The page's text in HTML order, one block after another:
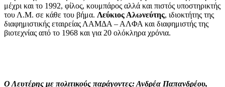
μέχρι και το 1992, φίλος, κουμπάρος αλλά και πιστός υποστηρικτής
του Λ.Μ. σε κάθε του βήμα. Λεύκιος Αλωνεύτης, ιδιοκτήτης της
διαφημιστικής εταιρείας ΛΑΜΔΑ – ΑΛΦΑ και διαφημιστής της
βιοτεχνίας από το 1968 και για 20 ολόκληρα χρόνια.
Ο Λευτέρης με πολιτικούς παράγοντες: Ανδρέα Παπανδρέου,